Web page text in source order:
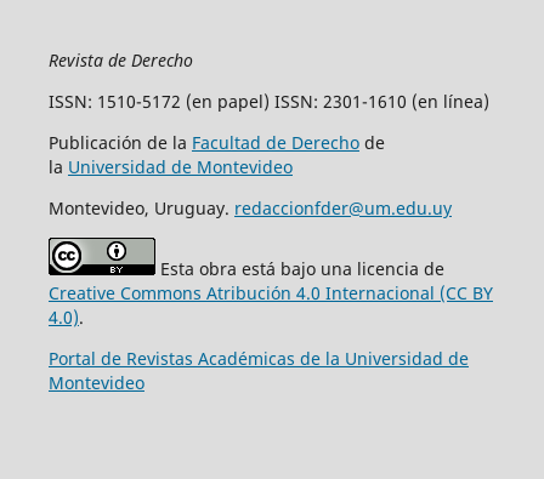
Revista de Derecho
ISSN: 1510-5172 (en papel) ISSN: 2301-1610 (en línea)
Publicación de la Facultad de Derechode
la Universidad de Montevideo
Montevideo, Uruguay. redaccionfder@um.edu.uy
Esta obra está bajo una licencia de
Creative Commons Atribución 4.0 Internacional (CC BY
4.0).
Portal de Revistas Académicas de la Universidad de
Montevideo